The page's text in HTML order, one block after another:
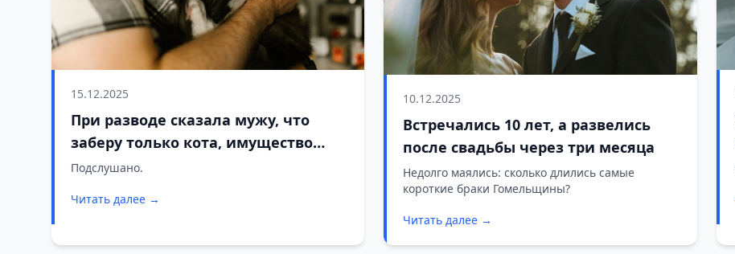
15.12.2025
При разводе сказала мужу, что
заберу только кота, имущество
делить не будем. Итог удивил всех
Подслушано.
Читать далее →
10.12.2025
Встречались 10 лет, а развелись
после свадьбы через три месяца
Недолго маялись: сколько длились самые
короткие браки Гомельщины?
Читать далее →